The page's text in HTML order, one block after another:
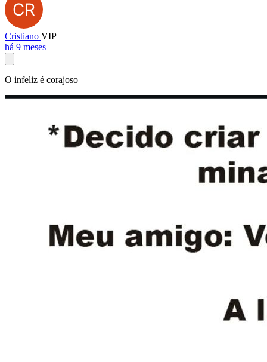
Cristiano VIP
há 9 meses
O infeliz é corajoso